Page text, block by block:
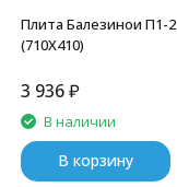
Плита Балезинои П1-2
(710Х410)
3 936₽
В наличии
В корзину